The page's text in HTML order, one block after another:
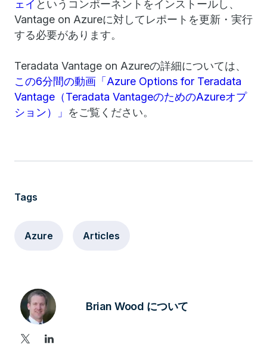
ェイというコンポーネントをインストールし、
Vantage on Azureに対してレポートを更新・実行
Teradata Vantage on Azureの詳細については、
この6分間の動画「Azure Options for Teradata
Vantage（Teradata VantageのためのAzureオプ